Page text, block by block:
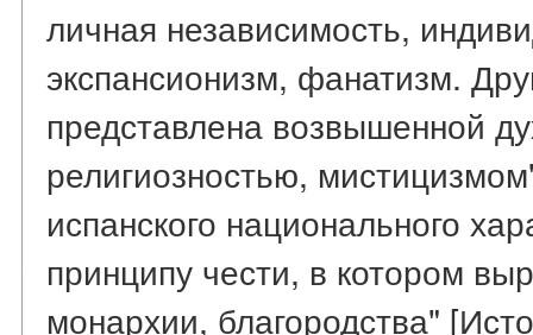
личная независимость,
экспансионизм, фанатизм.
представлена возвышенной
религиозностью,
испанского национального
принципу чести, в котором
монархии, благородства"